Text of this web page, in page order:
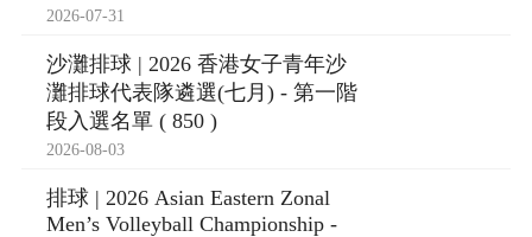
2026-07-31
沙灘排球 | 2026 香港女子青年沙
灘排球代表隊遴選(七月) - 第一階
段入選名單 ( 850 )
2026-08-03
排球 | 2026 Asian Eastern Zonal
Men’s Volleyball Championship -